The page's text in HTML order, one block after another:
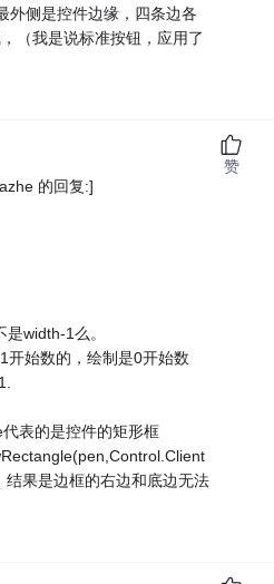
外侧是控件边缘，四条边各
（我是说标准按钮，应用了
的回复:]
width-1么。
开始数的，绘制是0开始数
表的是控件的矩形框
果是边框的右边和底边无法
赞